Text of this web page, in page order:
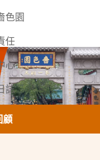
色園
任
心
誌
們
顧